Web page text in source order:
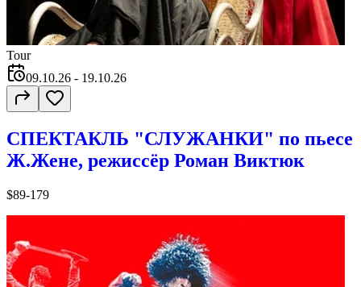
Tour
09.10.26 - 19.10.26
СПЕКТАКЛЬ "СЛУЖАНКИ" по пьесе
Ж.Жене, режиссёр Роман Виктюк
$89-179